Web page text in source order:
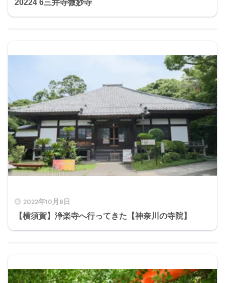
20224 6三井寺微妙寺
2022年10月8日
【横須賀】浄楽寺へ行ってきた【神奈川の寺院】